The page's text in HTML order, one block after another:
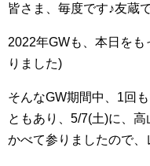
皆さま、毎度です♪友蔵で
2022年GWも、本日を
りました)
そんなGW期間中、1回
ともあり、5/7(土)に、
かべて参りましたので、